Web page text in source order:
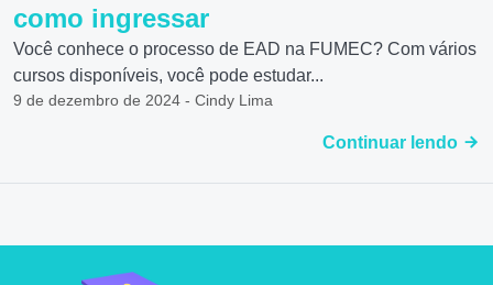
como ingressar
Você conhece o processo de EAD na FUMEC? Com vários
cursos disponíveis, você pode estudar...
9 de dezembro de 2024 - Cindy Lima
Continuar lendo